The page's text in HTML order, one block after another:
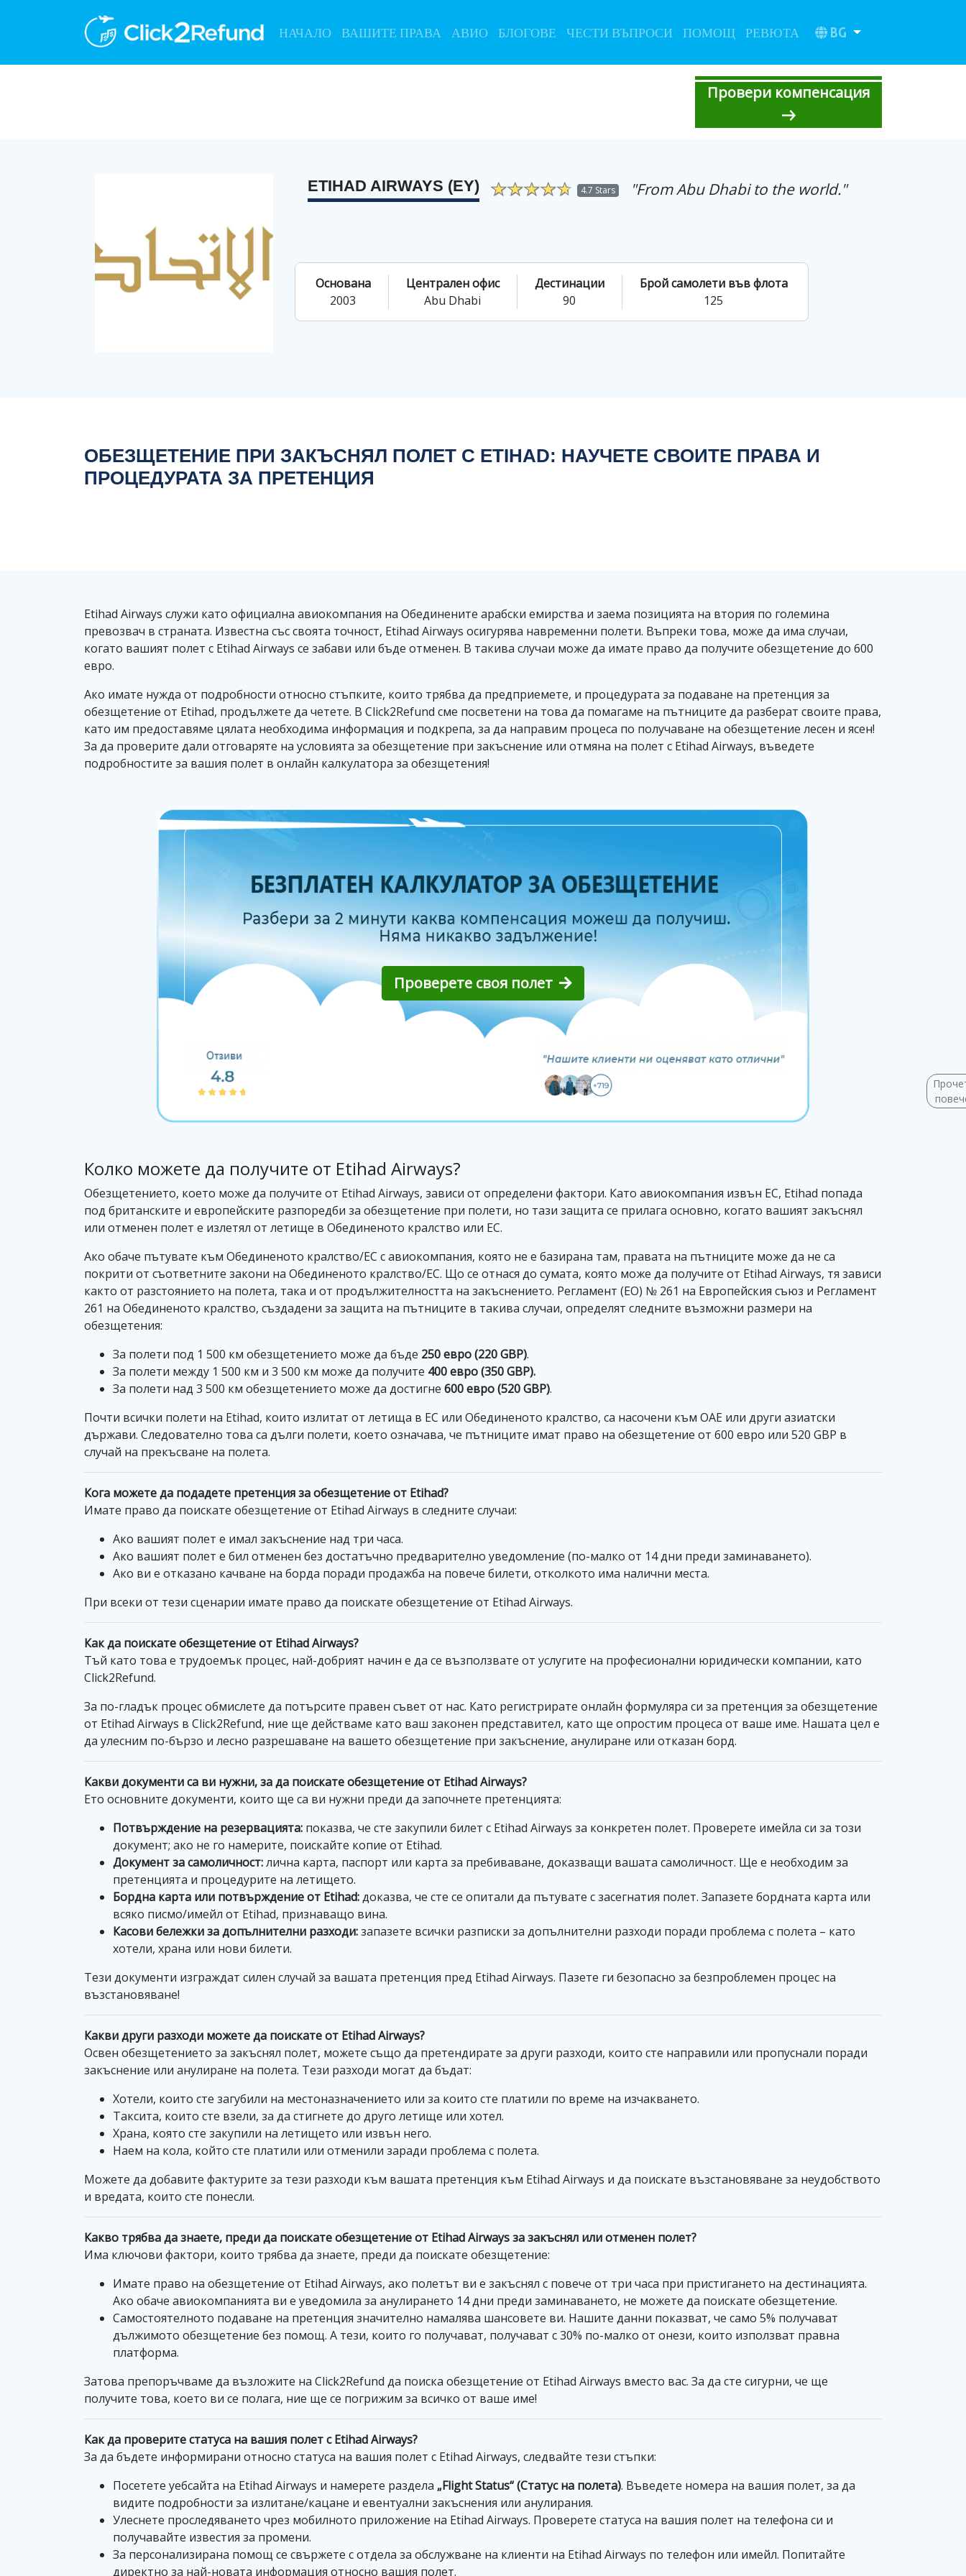
НАЧАЛО ВАШИТЕ ПРАВА АВИО БЛОГОВЕ ЧЕСТИ ВЪПРОСИ ПОМОЩ РЕВЮТА BG
Провери компенсация
ETIHAD AIRWAYS (EY) 4.7 Stars "From Abu Dhabi to the world."
Основана
2003
Централен офис
Abu Dhabi
Дестинации
90
Брой самолети във флота
125
ОБЕЗЩЕТЕНИЕ ПРИ ЗАКЪСНЯЛ ПОЛЕТ С ETIHAD: НАУЧЕТЕ СВОИТЕ ПРАВА И
ПРОЦЕДУРАТА ЗА ПРЕТЕНЦИЯ
Etihad Airways служи като официална авиокомпания на Обединените арабски емирства и заема позицията на втория по големина
превозвач в страната. Известна със своята точност, Etihad Airways осигурява навременни полети. Въпреки това, може да има случаи,
когато вашият полет с Etihad Airways се забави или бъде отменен. В такива случаи може да имате право да получите обезщетение до 600
евро.
Ако имате нужда от подробности относно стъпките, които трябва да предприемете, и процедурата за подаване на претенция за
обезщетение от Etihad, продължете да четете. В Click2Refund сме посветени на това да помагаме на пътниците да разберат своите права,
като им предоставяме цялата необходима информация и подкрепа, за да направим процеса по получаване на обезщетение лесен и ясен!
За да проверите дали отговаряте на условията за обезщетение при закъснение или отмяна на полет с Etihad Airways, въведете
подробностите за вашия полет в онлайн калкулатора за обезщетения!
Проверете своя полет
Колко можете да получите от Etihad Airways?
Обезщетението, което може да получите от Etihad Airways, зависи от определени фактори. Като авиокомпания извън ЕС, Etihad попада
под британските и европейските разпоредби за обезщетение при полети, но тази защита се прилага основно, когато вашият закъснял
или отменен полет е излетял от летище в Обединеното кралство или ЕС.
Ако обаче пътувате към Обединеното кралство/ЕС с авиокомпания, която не е базирана там, правата на пътниците може да не са
покрити от съответните закони на Обединеното кралство/ЕС. Що се отнася до сумата, която може да получите от Etihad Airways, тя зависи
както от разстоянието на полета, така и от продължителността на закъснението. Регламент (ЕО) № 261 на Европейския съюз и Регламент
261 на Обединеното кралство, създадени за защита на пътниците в такива случаи, определят следните възможни размери на
обезщетения:
За полети под 1 500 км обезщетението може да бъде 250 евро (220 GBP).
За полети между 1 500 км и 3 500 км може да получите 400 евро (350 GBP).
За полети над 3 500 км обезщетението може да достигне 600 евро (520 GBP).
Почти всички полети на Etihad, които излитат от летища в ЕС или Обединеното кралство, са насочени към ОАЕ или други азиатски
държави. Следователно това са дълги полети, което означава, че пътниците имат право на обезщетение от 600 евро или 520 GBP в
случай на прекъсване на полета.
Кога можете да подадете претенция за обезщетение от Etihad?
Имате право да поискате обезщетение от Etihad Airways в следните случаи:
Ако вашият полет е имал закъснение над три часа.
Ако вашият полет е бил отменен без достатъчно предварително уведомление (по-малко от 14 дни преди заминаването).
Ако ви е отказано качване на борда поради продажба на повече билети, отколкото има налични места.
При всеки от тези сценарии имате право да поискате обезщетение от Etihad Airways.
Как да поискате обезщетение от Etihad Airways?
Тъй като това е трудоемък процес, най-добрият начин е да се възползвате от услугите на професионални юридически компании, като
Click2Refund.
За по-гладък процес обмислете да потърсите правен съвет от нас. Като регистрирате онлайн формуляра си за претенция за обезщетение
от Etihad Airways в Click2Refund, ние ще действаме като ваш законен представител, като ще опростим процеса от ваше име. Нашата цел е
да улесним по-бързо и лесно разрешаване на вашето обезщетение при закъснение, анулиране или отказан борд.
Какви документи са ви нужни, за да поискате обезщетение от Etihad Airways?
Ето основните документи, които ще са ви нужни преди да започнете претенцията:
Потвърждение на резервацията: показва, че сте закупили билет с Etihad Airways за конкретен полет. Проверете имейла си за този
документ; ако не го намерите, поискайте копие от Etihad.
Документ за самоличност:лична карта, паспорт или карта за пребиваване, доказващи вашата самоличност. Ще е необходим за
претенцията и процедурите на летището.
Бордна карта или потвърждение от Etihad:доказва, че сте се опитали да пътувате с засегнатия полет. Запазете бордната карта или
всяко писмо/имейл от Etihad, признаващо вина.
Касови бележки за допълнителни разходи:запазете всички разписки за допълнителни разходи поради проблема с полета – като
хотели, храна или нови билети.
Тези документи изграждат силен случай за вашата претенция пред Etihad Airways. Пазете ги безопасно за безпроблемен процес на
възстановяване!
Какви други разходи можете да поискате от Etihad Airways?
Освен обезщетението за закъснял полет, можете също да претендирате за други разходи, които сте направили или пропуснали поради
закъснение или анулиране на полета. Тези разходи могат да бъдат:
Хотели, които сте загубили на местоназначението или за които сте платили по време на изчакването.
Таксита, които сте взели, за да стигнете до друго летище или хотел.
Храна, която сте закупили на летището или извън него.
Наем на кола, който сте платили или отменили заради проблема с полета.
Можете да добавите фактурите за тези разходи към вашата претенция към Etihad Airways и да поискате възстановяване за неудобството
и вредата, които сте понесли.
Какво трябва да знаете, преди да поискате обезщетение от Etihad Airways за закъснял или отменен полет?
Има ключови фактори, които трябва да знаете, преди да поискате обезщетение:
Имате право на обезщетение от Etihad Airways, ако полетът ви е закъснял с повече от три часа при пристигането на дестинацията.
Ако обаче авиокомпанията ви е уведомила за анулирането 14 дни преди заминаването, не можете да поискате обезщетение.
Самостоятелното подаване на претенция значително намалява шансовете ви. Нашите данни показват, че само 5% получават
дължимото обезщетение без помощ. А тези, които го получават, получават с 30% по-малко от онези, които използват правна
платформа.
Затова препоръчваме да възложите на Click2Refund да поиска обезщетение от Etihad Airways вместо вас. За да сте сигурни, че ще
получите това, което ви се полага, ние ще се погрижим за всичко от ваше име!
Как да проверите статуса на вашия полет с Etihad Airways?
За да бъдете информирани относно статуса на вашия полет с Etihad Airways, следвайте тези стъпки:
Посетете уебсайта на Etihad Airways и намерете раздела „Flight Status“ (Статус на полета). Въведете номера на вашия полет, за да
видите подробности за излитане/кацане и евентуални закъснения или анулирания.
Улеснете проследяването чрез мобилното приложение на Etihad Airways. Проверете статуса на вашия полет на телефона си и
получавайте известия за промени.
За персонализирана помощ се свържете с отдела за обслужване на клиенти на Etihad Airways по телефон или имейл. Попитайте
директно за най-новата информация относно вашия полет.